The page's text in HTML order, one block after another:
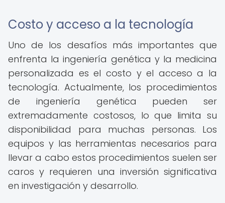
Costo y acceso a la tecnología
Uno de los desafíos más importantes que
enfrenta la ingeniería genética y la medicina
personalizada es el costo y el acceso a la
tecnología. Actualmente, los procedimientos
de ingeniería genética pueden ser
extremadamente costosos, lo que limita su
disponibilidad para muchas personas. Los
equipos y las herramientas necesarios para
llevar a cabo estos procedimientos suelen ser
caros y requieren una inversión significativa
en investigación y desarrollo.